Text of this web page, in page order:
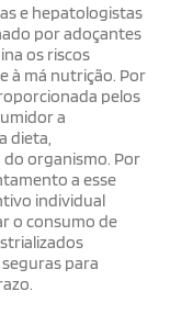
e hepatologistas
por adoçantes
os riscos
à má nutrição. Por
pelos
a
dieta,
organismo. Por
a esse
individual
o consumo de
para